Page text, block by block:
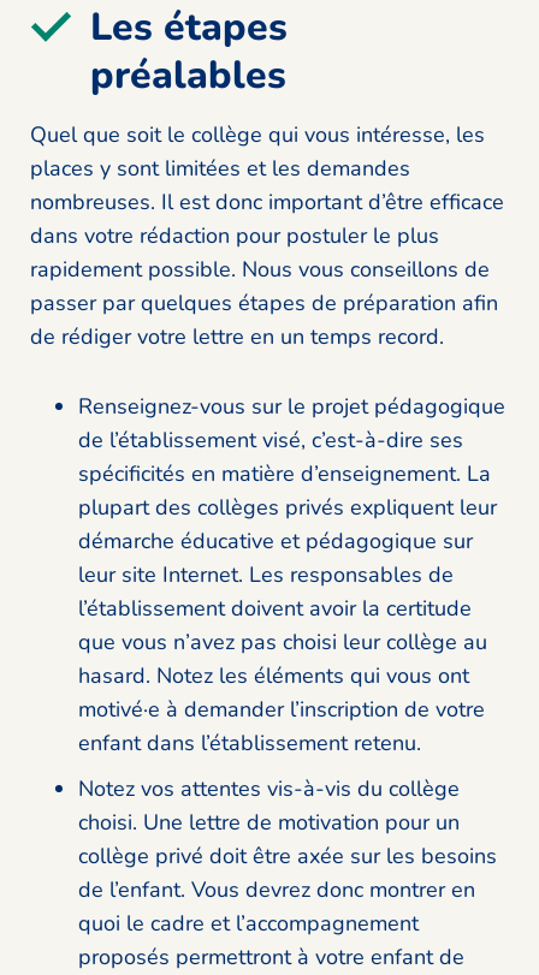
Les étapes
préalables
Quel que soit le collège qui vous intéresse, les
places y sont limitées et les demandes
nombreuses. Il est donc important d’être efficace
dans votre rédaction pour postuler le plus
rapidement possible. Nous vous conseillons de
passer par quelques étapes de préparation afin
de rédiger votre lettre en un temps record.
Renseignez-vous sur le projet pédagogique
de l’établissement visé, c’est-à-dire ses
spécificités en matière d’enseignement. La
plupart des collèges privés expliquent leur
démarche éducative et pédagogique sur
leur site Internet. Les responsables de
l’établissement doivent avoir la certitude
que vous n’avez pas choisi leur collège au
hasard. Notez les éléments qui vous ont
motivé·e à demander l’inscription de votre
enfant dans l’établissement retenu.
Notez vos attentes vis-à-vis du collège
choisi. Une lettre de motivation pour un
collège privé doit être axée sur les besoins
de l’enfant. Vous devrez donc montrer en
quoi le cadre et l’accompagnement
proposés permettront à votre enfant de